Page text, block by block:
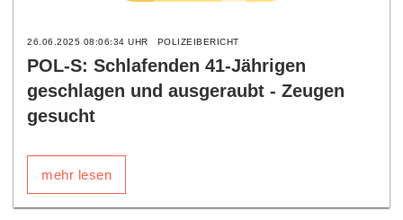
26.06.2025 08:06:34 UHR POLIZEIBERICHT
POL-S: Schlafenden 41-Jährigen
geschlagen und ausgeraubt - Zeugen
gesucht
mehr lesen